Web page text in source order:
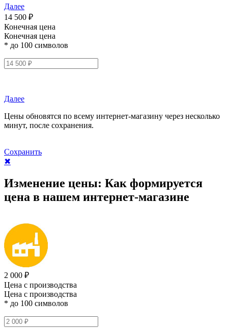
Далее
14 500 ₽
Конечная цена
Конечная цена
* до 100 символов
Далее
Цены обновятся по всему интернет-магазину через несколько
минут, после сохранения.
Сохранить
✖
Изменение цены: Как формируется
цена в нашем интернет-магазине
2 000 ₽
Цена с производства
Цена с производства
* до 100 символов